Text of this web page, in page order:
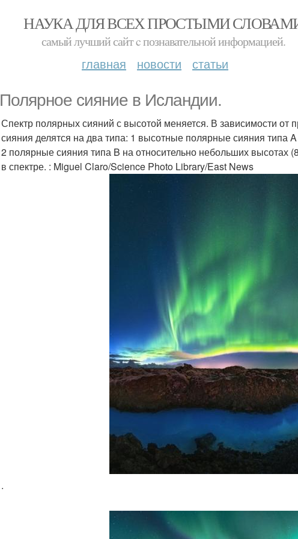
НАУКА ДЛЯ ВСЕХ ПРОСТЫМИ
самый лучший сайт c познавательной информацией.
главная новости статьи
Полярное сияние в Исландии.
Спектр полярных сияний с высотой меняется. В зависимости
сияния делятся на два типа: 1 высотные полярные сияния типа
2 полярные сияния типа B на относительно небольших высотах
в спектре. : Miguel Claro/Science Photo Library/East News
.